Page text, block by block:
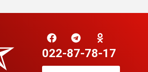
022-87-78-17